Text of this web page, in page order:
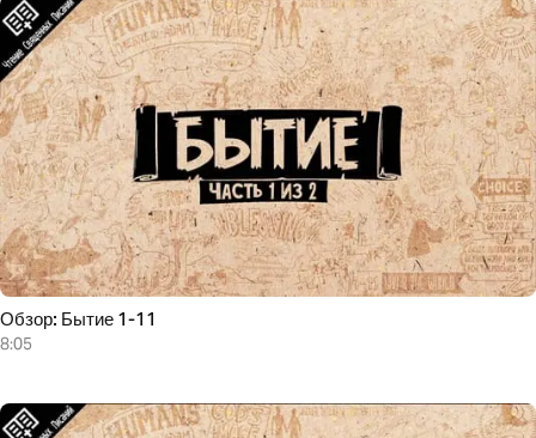
Обзор: Бытие 1-11
8:05